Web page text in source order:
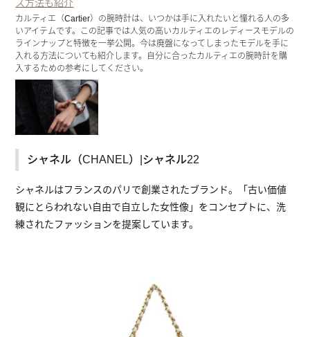
ス方法も紹介
カルティエ（Cartier）の腕時計は、いつかは手に入れたいと憧れる人の多
いアイテムです。この記事では人気の高いカルティエのレディースモデルの
ラインナップと特徴を一挙公開。今は廃盤になってしまったモデルを手に
入れる方法についても紹介します。自分に合ったカルティエの腕時計を購
入するための参考にしてください。
シャネル（CHANEL）|シャネル22
シャネルはフランスのパリで創業されたブランド。「古い価値
観にとらわれない自由で自立した女性像」をコンセプトに、洗
練されたファッションを提案しています。